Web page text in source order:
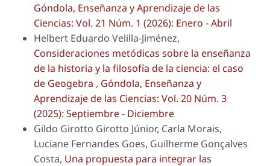
Góndola, Enseñanza y Aprendizaje de las
Ciencias: Vol. 21 Núm. 1 (2026): Enero - Abril
Helbert Eduardo Velilla-Jiménez,
Consideraciones metódicas sobre la enseñanza
de la historia y la filosofía de la ciencia: el caso
de Geogebra , Góndola, Enseñanza y
Aprendizaje de las Ciencias: Vol. 20 Núm. 3
(2025): Septiembre - Diciembre
Gildo Girotto Girotto Júnior, Carla Morais,
Luciane Fernandes Goes, Guilherme Gonçalves
Costa, Una propuesta para integrar las